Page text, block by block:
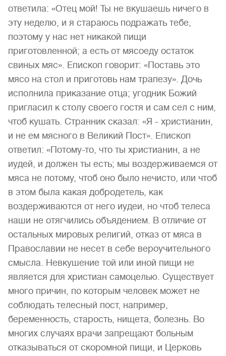
ответила: «Отец мой! Ты не вкушаешь ничего в
эту неделю, и я стараюсь подражать тебе,
поэтому у нас нет никакой пищи
приготовленной; а есть от мясоеду остаток
свиных мяс». Епископ говорит: «Поставь это
мясо на стол и приготовь нам трапезу». Дочь
исполнила приказание отца; угодник Божий
пригласил к столу своего гостя и сам сел с ним,
чтоб кушать. Странник сказал: «Я - христианин,
и не ем мясного в Великий Пост». Епископ
ответил: «Потому-то, что ты христианин, а не
иудей, и должен ты есть; мы воздерживаемся от
мяса не потому, чтоб оно было нечисто, или чтоб
в этом была какая добродетель, как
воздерживаются от него иудеи, но чтоб телеса
наши не отягчились объядением. В отличие от
остальных мировых религий, отказ от мяса в
Православии не несет в себе вероучительного
смысла. Невкушение той или иной пищи не
является для христиан самоцелью. Существует
много причин, по которым человек может не
соблюдать телесный пост, например,
беременность, старость, нищета, болезнь. Во
многих случаях врачи запрещают больным
отказываться от скоромной пищи, и Церковь